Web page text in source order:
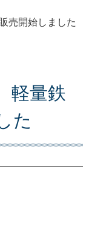
開始しました
軽量鉄
た